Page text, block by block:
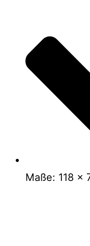
Maße: 118 x